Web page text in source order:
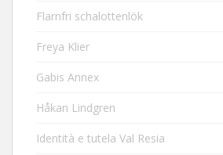
Flarnfri schalottenlök
Freya Klier
Gabis Annex
Håkan Lindgren
Identità e tutela Val Resia